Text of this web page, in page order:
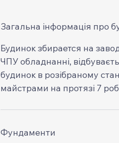
Загальна інформація про
Будинок збирается на
ЧПУ обладнанні,
будинок в розібраному
майстрами на протязі 7
Фундаменти